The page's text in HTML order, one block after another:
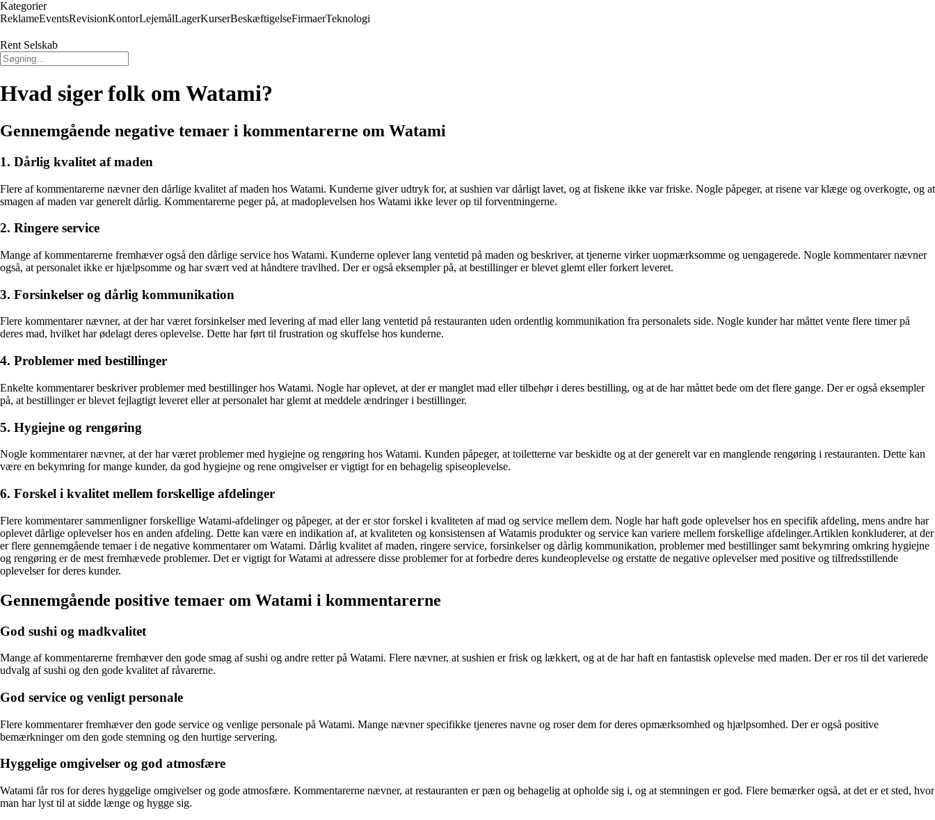
Kategorier
ReklameEventsRevisionKontorLejemålLagerKurserBeskæftigelseFirmaerTeknologi
Rent Selskab
Hvad siger folk om Watami?
Gennemgående negative temaer i kommentarerne om Watami
1. Dårlig kvalitet af maden
Flere af kommentarerne nævner den dårlige kvalitet af maden hos Watami. Kunderne giver udtryk for, at sushien var dårligt lavet, og at fiskene ikke var friske. Nogle påpeger, at risene var klæge og overkogte, og at
smagen af maden var generelt dårlig. Kommentarerne peger på, at madoplevelsen hos Watami ikke lever op til forventningerne.
2. Ringere service
Mange af kommentarerne fremhæver også den dårlige service hos Watami. Kunderne oplever lang ventetid på maden og beskriver, at tjenerne virker uopmærksomme og uengagerede. Nogle kommentarer nævner
også, at personalet ikke er hjælpsomme og har svært ved at håndtere travlhed. Der er også eksempler på, at bestillinger er blevet glemt eller forkert leveret.
3. Forsinkelser og dårlig kommunikation
Flere kommentarer nævner, at der har været forsinkelser med levering af mad eller lang ventetid på restauranten uden ordentlig kommunikation fra personalets side. Nogle kunder har måttet vente flere timer på
deres mad, hvilket har ødelagt deres oplevelse. Dette har ført til frustration og skuffelse hos kunderne.
4. Problemer med bestillinger
Enkelte kommentarer beskriver problemer med bestillinger hos Watami. Nogle har oplevet, at der er manglet mad eller tilbehør i deres bestilling, og at de har måttet bede om det flere gange. Der er også eksempler
på, at bestillinger er blevet fejlagtigt leveret eller at personalet har glemt at meddele ændringer i bestillinger.
5. Hygiejne og rengøring
Nogle kommentarer nævner, at der har været problemer med hygiejne og rengøring hos Watami. Kunden påpeger, at toiletterne var beskidte og at der generelt var en manglende rengøring i restauranten. Dette kan
være en bekymring for mange kunder, da god hygiejne og rene omgivelser er vigtigt for en behagelig spiseoplevelse.
6. Forskel i kvalitet mellem forskellige afdelinger
Flere kommentarer sammenligner forskellige Watami-afdelinger og påpeger, at der er stor forskel i kvaliteten af mad og service mellem dem. Nogle har haft gode oplevelser hos en specifik afdeling, mens andre har
oplevet dårlige oplevelser hos en anden afdeling. Dette kan være en indikation af, at kvaliteten og konsistensen af Watamis produkter og service kan variere mellem forskellige afdelinger.Artiklen konkluderer, at der
er flere gennemgående temaer i de negative kommentarer om Watami. Dårlig kvalitet af maden, ringere service, forsinkelser og dårlig kommunikation, problemer med bestillinger samt bekymring omkring hygiejne
og rengøring er de mest fremhævede problemer. Det er vigtigt for Watami at adressere disse problemer for at forbedre deres kundeoplevelse og erstatte de negative oplevelser med positive og tilfredsstillende
oplevelser for deres kunder.
Gennemgående positive temaer om Watami i kommentarerne
God sushi og madkvalitet
Mange af kommentarerne fremhæver den gode smag af sushi og andre retter på Watami. Flere nævner, at sushien er frisk og lækkert, og at de har haft en fantastisk oplevelse med maden. Der er ros til det varierede
udvalg af sushi og den gode kvalitet af råvarerne.
God service og venligt personale
Flere kommentarer fremhæver den gode service og venlige personale på Watami. Mange nævner specifikke tjeneres navne og roser dem for deres opmærksomhed og hjælpsomhed. Der er også positive
bemærkninger om den gode stemning og den hurtige servering.
Hyggelige omgivelser og god atmosfære
Watami får ros for deres hyggelige omgivelser og gode atmosfære. Kommentarerne nævner, at restauranten er pæn og behagelig at opholde sig i, og at stemningen er god. Flere bemærker også, at det er et sted, hvor
man har lyst til at sidde længe og hygge sig.